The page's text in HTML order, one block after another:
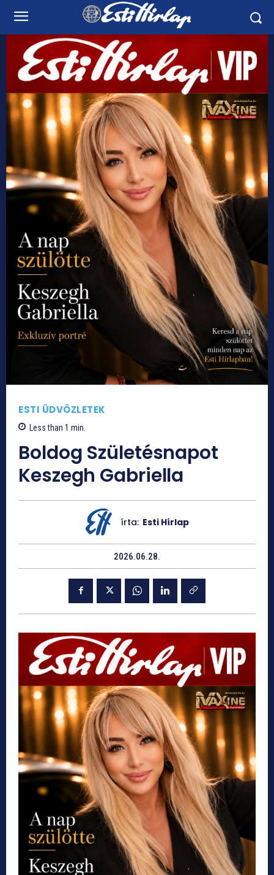
ESTI ÜDVÖZLETEK
Less than 1 min.
Boldog Születésnapot
Keszegh Gabriella
írta: Esti Hírlap
2026.06.28.